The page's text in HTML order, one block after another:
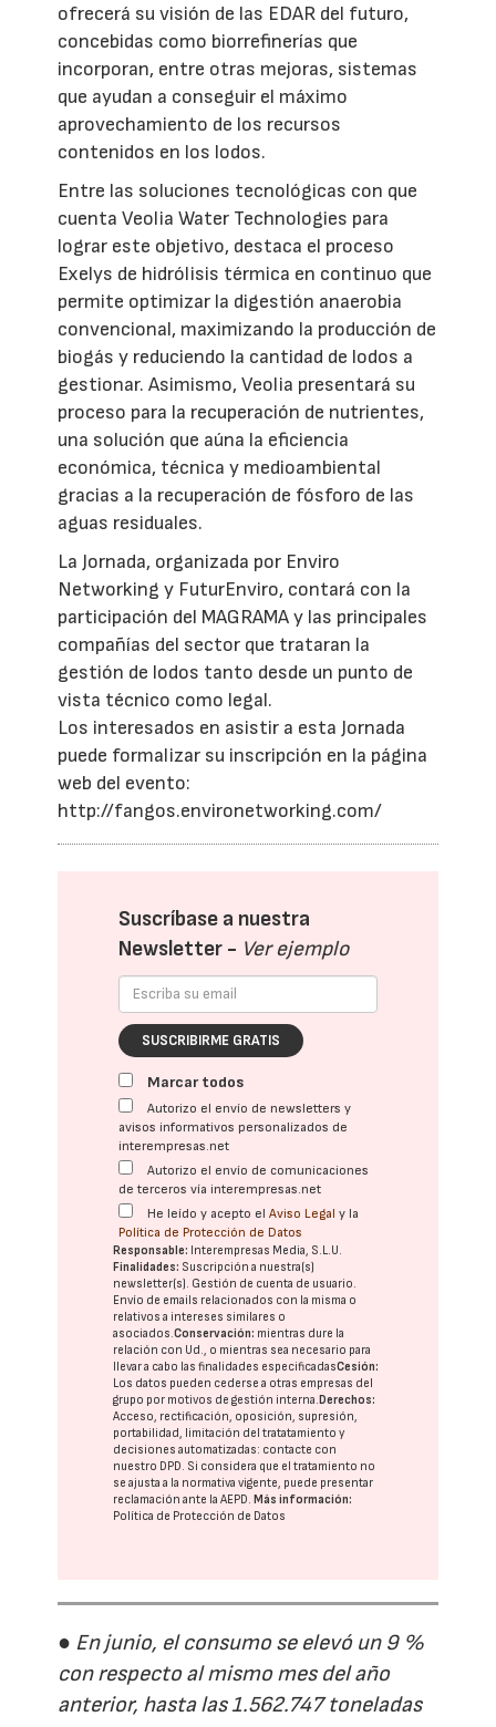
ofrecerá su visión de las EDAR del futuro,
concebidas como biorrefinerías que
incorporan, entre otras mejoras, sistemas
que ayudan a conseguir el máximo
aprovechamiento de los recursos
contenidos en los lodos.
Entre las soluciones tecnológicas con que
cuenta Veolia Water Technologies para
lograr este objetivo, destaca el proceso
Exelys de hidrólisis térmica en continuo que
permite optimizar la digestión anaerobia
convencional, maximizando la producción de
biogás y reduciendo la cantidad de lodos a
gestionar. Asimismo, Veolia presentará su
proceso para la recuperación de nutrientes,
una solución que aúna la eficiencia
económica, técnica y medioambiental
gracias a la recuperación de fósforo de las
aguas residuales.
La Jornada, organizada por Enviro
Networking y FuturEnviro, contará con la
participación del MAGRAMA y las principales
compañías del sector que trataran la
gestión de lodos tanto desde un punto de
vista técnico como legal.
Los interesados en asistir a esta Jornada
puede formalizar su inscripción en la página
web del evento:
http://fangos.environetworking.com/
Suscríbase a nuestra
Newsletter - Ver ejemplo
SUSCRIBIRME GRATIS
Marcar todos
Autorizo el envío de newsletters y
avisos informativos personalizados de
interempresas.net
Autorizo el envío de comunicaciones
de terceros vía interempresas.net
He leído y acepto elAviso Legal y la
Política de Protección de Datos
Responsable: Interempresas Media, S.L.U.
Finalidades: Suscripción a nuestra(s)
newsletter(s). Gestión de cuenta de usuario.
Envío de emails relacionados con la misma o
relativos a intereses similares o
asociados.Conservación: mientras dure la
relación con Ud., o mientras sea necesario para
llevar a cabo las finalidades especificadasCesión:
Los datos pueden cederse a otras empresas del
grupo por motivos de gestión interna.Derechos:
Acceso, rectificación, oposición, supresión,
portabilidad, limitación del tratatamiento y
decisiones automatizadas: contacte con
nuestro DPD. Si considera que el tratamiento no
se ajusta a la normativa vigente, puede presentar
reclamación ante laAEPD.Más información:
Política de Protección de Datos
● En junio, el consumo se elevó un 9 %
con respecto al mismo mes del año
anterior, hasta las 1.562.747 toneladas